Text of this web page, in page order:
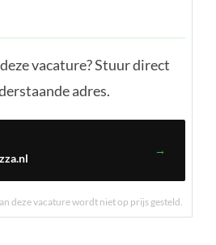
vacature? Stuur direct
adres.
→
deze vacature wordt niet op prijs gesteld.